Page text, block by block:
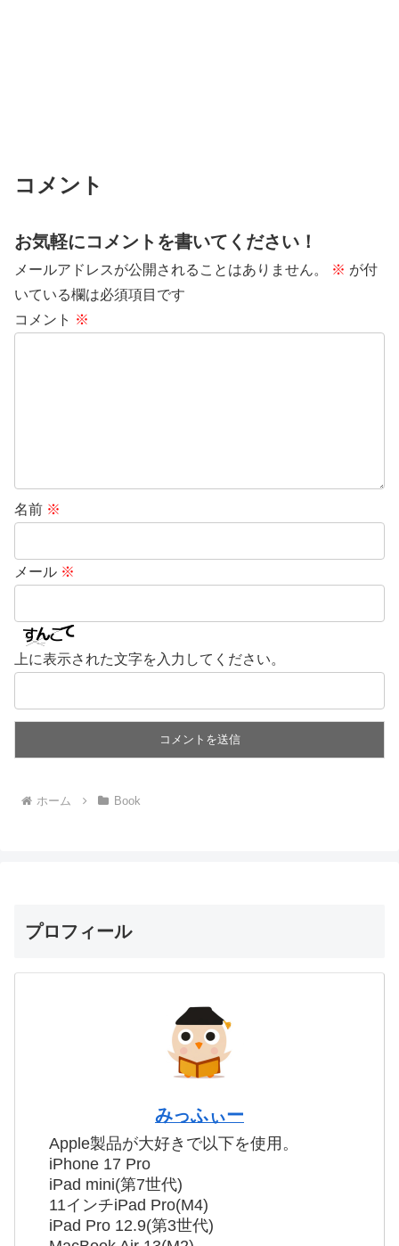
コメント
お気軽にコメントを書いてください！
メールアドレスが公開されることはありません。 ※ が付
いている欄は必須項目です
コメント ※
名前 ※
メール ※
上に表示された文字を入力してください。
ホーム Book
プロフィール
みっふぃー
Apple製品が大好きで以下を使用。
iPhone 17 Pro
iPad mini(第7世代)
11インチiPad Pro(M4)
iPad Pro 12.9(第3世代)